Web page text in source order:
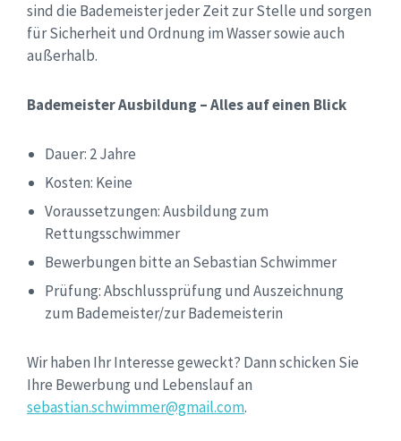
sind die Bademeister jeder Zeit zur Stelle und sorgen
für Sicherheit und Ordnung im Wasser sowie auch
außerhalb.
Bademeister Ausbildung – Alles auf einen Blick
Dauer: 2 Jahre
Kosten: Keine
Voraussetzungen: Ausbildung zum
Rettungsschwimmer
Bewerbungen bitte an Sebastian Schwimmer
Prüfung: Abschlussprüfung und Auszeichnung
zum Bademeister/zur Bademeisterin
Wir haben Ihr Interesse geweckt? Dann schicken Sie
Ihre Bewerbung und Lebenslauf an
sebastian.schwimmer@gmail.com.